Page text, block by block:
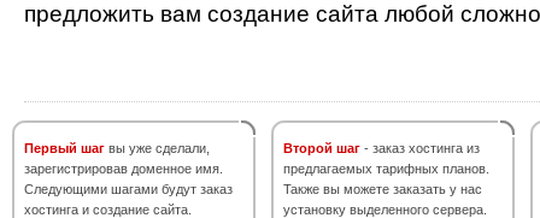
предложить вам создание сайта любой
Первый шаг вы уже сделали,
зарегистрировав доменное имя.
Следующими шагами будут заказ
хостинга и создание сайта.
Второй шаг - заказ хостинга из
предлагаемых тарифных планов.
Также вы можете заказать у нас
установку выделенного сервера.